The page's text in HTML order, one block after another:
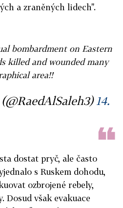
a zraněných lidech".
bombardment on Eastern
killed and wounded many
area!!
14.
dostat pryč, ale často
s Ruskem dohodu,
ozbrojené rebely,
však evakuace